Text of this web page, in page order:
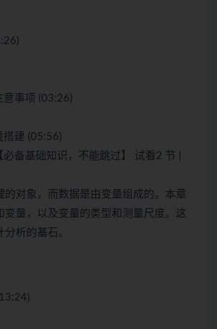
意事项 (03:26)
搭建 (05:56)
备基础知识，不能跳过】 试看2 节 |
的对象，而数据是由变量组成的。本章
变量，以及变量的类型和测量尺度。这
析的基石。